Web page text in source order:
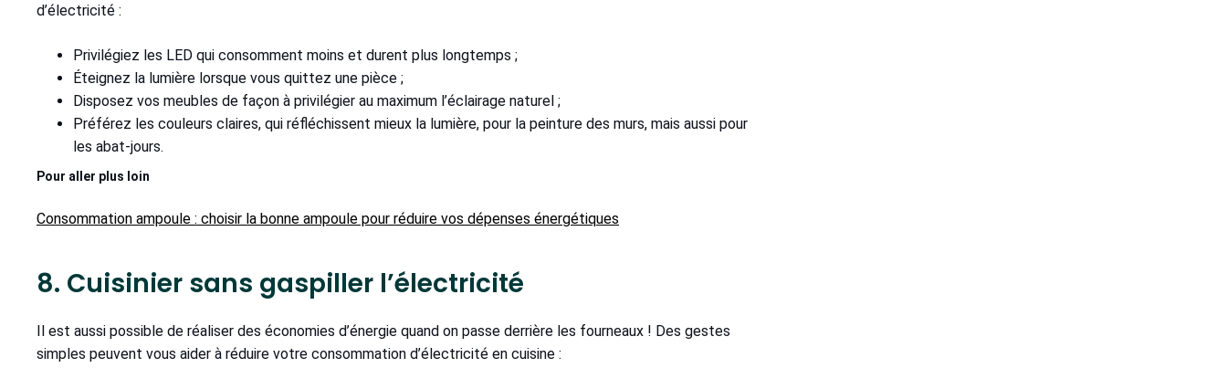
d’électricité :
Privilégiez les LED qui consomment moins et durent plus longtemps ;
Éteignez la lumière lorsque vous quittez une pièce ;
Disposez vos meubles de façon à privilégier au maximum l’éclairage naturel ;
Préférez les couleurs claires, qui réfléchissent mieux la lumière, pour la peinture des murs, mais aussi pour
les abat-jours.
Pour aller plus loin
Consommation ampoule : choisir la bonne ampoule pour réduire vos dépenses énergétiques
8. Cuisinier sans gaspiller l’électricité
Il est aussi possible de réaliser des économies d’énergie quand on passe derrière les fourneaux ! Des gestes
simples peuvent vous aider à réduire votre consommation d’électricité en cuisine :